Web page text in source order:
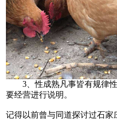
3、性成熟凡事皆有规律性
要经营进行说明。
记得以前曾与同道探讨过石